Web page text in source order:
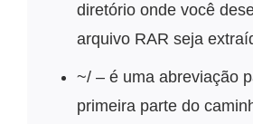
diretório onde você
arquivo RAR seja
~/ – é uma abreviação
primeira parte do